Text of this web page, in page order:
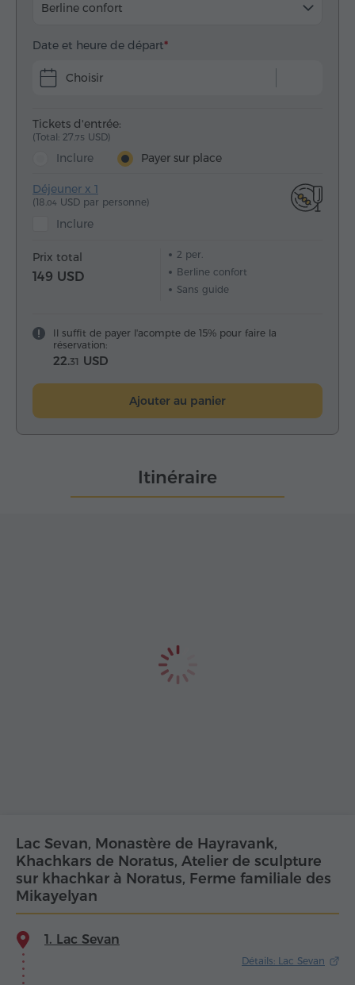
Berline confort
Date et heure de départ
Choisir
Tickets d'entrée:
(Total: 27.75 USD)
Inclure Payer sur place
Déjeuner x 1
(18.04 USD par personne)
Inclure
Prix total
149 USD
2per.
Berline confort
Sans guide
Il suffit de payer l'acompte de 15% pour faire la
réservation:
22.31 USD
Ajouter au panier
Itinéraire
Lac Sevan, Monastère de Hayravank,
Khachkars de Noratus, Atelier de sculpture
sur khachkar à Noratus, Ferme familiale des
Mikayelyan
1. Lac Sevan
Détails: Lac Sevan